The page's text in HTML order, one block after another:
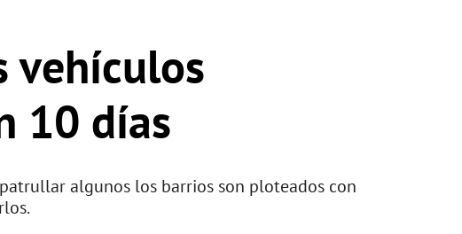
10 días
algunos los barrios son ploteados con